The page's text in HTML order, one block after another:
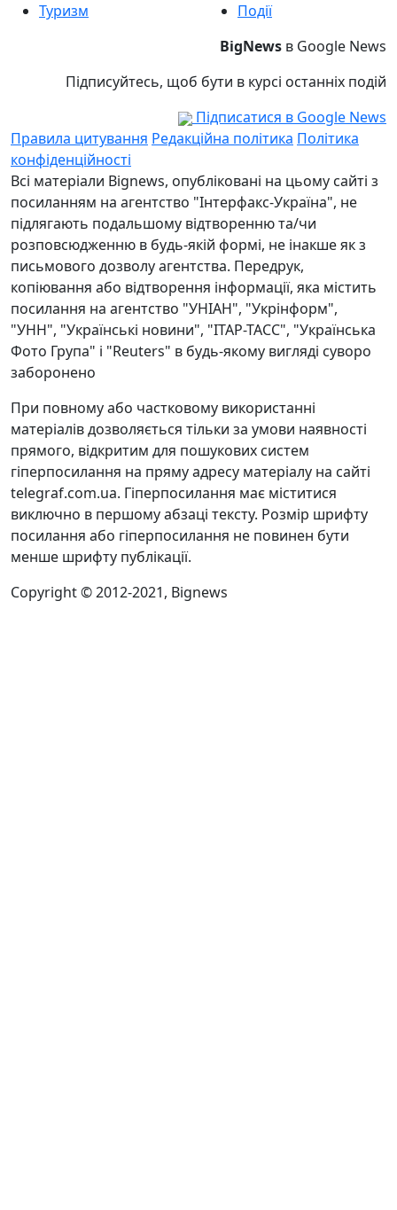
Туризм
Події
BigNews в Google News
Підписуйтесь, щоб бути в курсі останніх подій
Підписатися в Google News
Правила цитування Редакційна політика Політика
конфіденційності
Всі матеріали Bignews, опубліковані на цьому сайті з
посиланням на агентство "Інтерфакс-Україна", не
підлягають подальшому відтворенню та/чи
розповсюдженню в будь-якій формі, не інакше як з
письмового дозволу агентства. Передрук,
копіювання або відтворення інформації, яка містить
посилання на агентство "УНІАН", "Укрінформ",
"УНН", "Українські новини", "ІТАР-ТАСС", "Українська
Фото Група" і "Reuters" в будь-якому вигляді суворо
заборонено
При повному або частковому використанні
матеріалів дозволяється тільки за умови наявності
прямого, відкритим для пошукових систем
гіперпосилання на пряму адресу матеріалу на сайті
telegraf.com.ua. Гіперпосилання має міститися
виключно в першому абзаці тексту. Розмір шрифту
посилання або гіперпосилання не повинен бути
менше шрифту публікації.
Copyright © 2012-2021, Bignews